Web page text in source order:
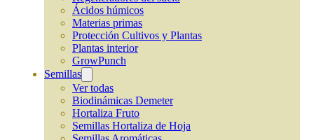
Ácidos húmicos
Materias primas
Protección Cultivos y Plantas
Plantas interior
GrowPunch
Semillas
Ver todas
Biodinámicas Demeter
Hortaliza Fruto
Semillas Hortaliza de Hoja